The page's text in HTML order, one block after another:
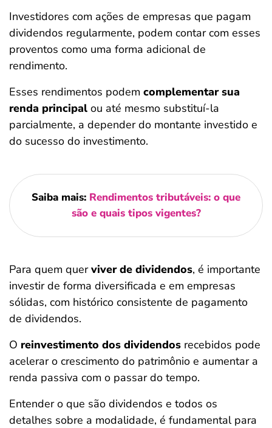
Investidores com ações de empresas que pagam
dividendos regularmente, podem contar com esses
proventos como uma forma adicional de
rendimento.
Esses rendimentos podem complementar sua
renda principal ou até mesmo substituí-la
parcialmente, a depender do montante investido e
do sucesso do investimento.
Saiba mais: Rendimentos tributáveis: o que
são e quais tipos vigentes?
Para quem querviver de dividendos, é importante
investir de forma diversificada e em empresas
sólidas, com histórico consistente de pagamento
de dividendos.
O reinvestimento dos dividendos recebidos pode
acelerar o crescimento do patrimônio e aumentar a
renda passiva com o passar do tempo.
Entender o que são dividendos e todos os
detalhes sobre a modalidade, é fundamental para